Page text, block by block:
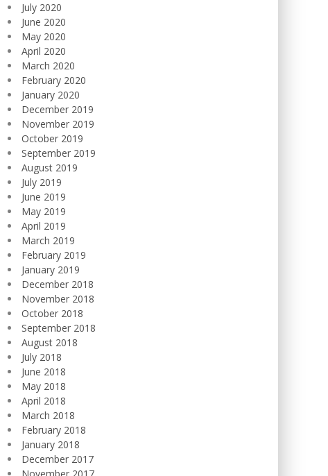
July 2020
June 2020
May 2020
April 2020
March 2020
February 2020
January 2020
December 2019
November 2019
October 2019
September 2019
August 2019
July 2019
June 2019
May 2019
April 2019
March 2019
February 2019
January 2019
December 2018
November 2018
October 2018
September 2018
August 2018
July 2018
June 2018
May 2018
April 2018
March 2018
February 2018
January 2018
December 2017